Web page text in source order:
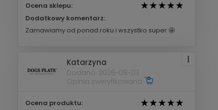
Ocena sklepu:
Dodatkowy komentarz:
Zamawiamy od ponad roku i wszystko super 🤩
Katarzyna
Dodano: 2026-08-03
Opinia zweryfikowana
Ocena produktu: